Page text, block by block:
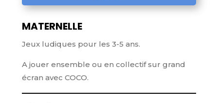
MATERNELLE
Jeux ludiques pour les 3-5 ans.
A jouer ensemble ou en collectif sur grand
écran avec COCO.